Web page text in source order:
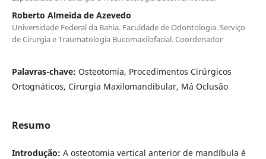
Roberto Almeida de Azevedo
Universidade Federal da Bahia. Faculdade de Odontologia. Serviço
de Cirurgia e Traumatologia Bucomaxilofacial. Coordenador
Palavras-chave: Osteotomia, Procedimentos Cirúrgicos
Ortognáticos, Cirurgia Maxilomandibular, Má Oclusão
Resumo
Introdução: A osteotomia vertical anterior de mandíbula é